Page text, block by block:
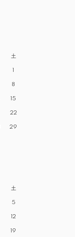
土
1
8
15
22
29
土
5
12
19